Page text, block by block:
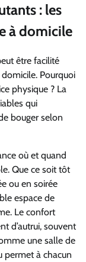
: les
à domicile
être facilité
Pourquoi
physique ? La
qui
bouger selon
où et quand
Que ce soit tôt
ou en soirée
espace de
Le confort
d’autrui, souvent
une salle de
permet à chacun